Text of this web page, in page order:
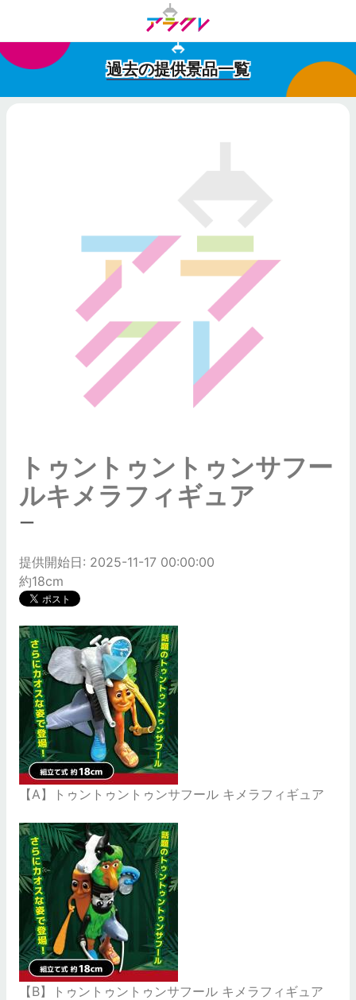
過去の提供景品一覧
トゥントゥントゥンサフー
ルキメラフィギュア
ー
提供開始日: 2025-11-17 00:00:00
約18cm
【A】トゥントゥントゥンサフール キメラフィギュア
【B】トゥントゥントゥンサフール キメラフィギュア